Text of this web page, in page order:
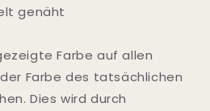
genäht
Farbe auf allen
Farbe des tatsächlichen
Dies wird durch